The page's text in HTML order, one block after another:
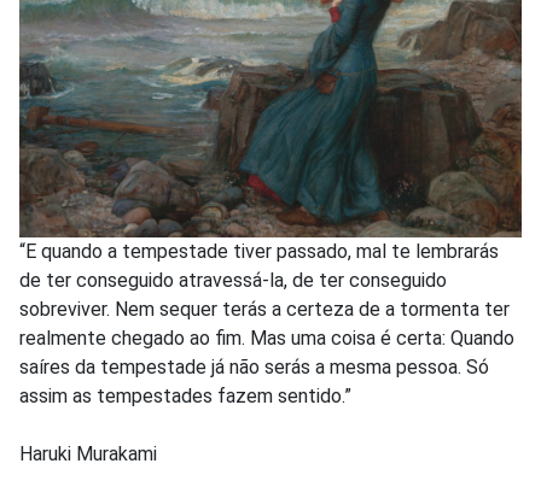
“E quando a tempestade tiver passado, mal te lembrarás
de ter conseguido atravessá-la, de ter conseguido
sobreviver. Nem sequer terás a certeza de a tormenta ter
realmente chegado ao fim. Mas uma coisa é certa: Quando
saíres da tempestade já não serás a mesma pessoa. Só
assim as tempestades fazem sentido.”
Haruki Murakami